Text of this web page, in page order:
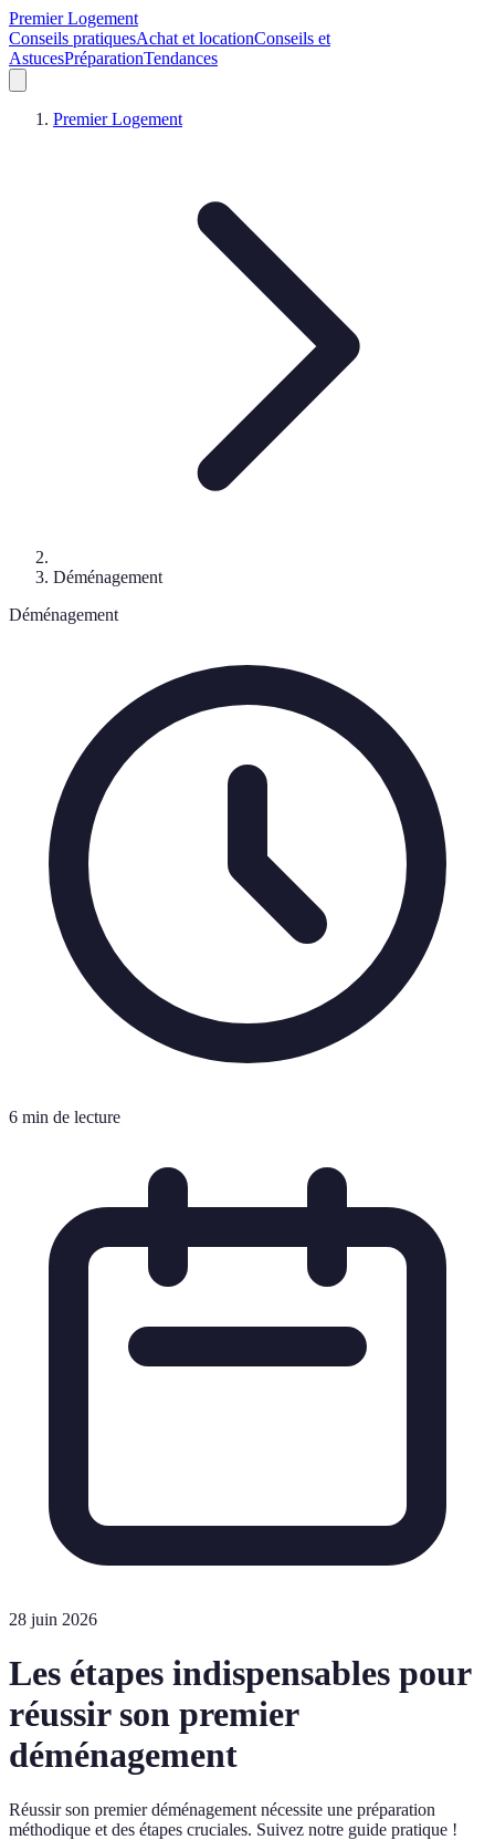
Premier Logement
Conseils pratiquesAchat et locationConseils et
AstucesPréparationTendances
Premier Logement
Déménagement
Déménagement
6 min de lecture
28 juin 2026
Les étapes indispensables pour
réussir son premier
déménagement
Réussir son premier déménagement nécessite une préparation
méthodique et des étapes cruciales. Suivez notre guide pratique !